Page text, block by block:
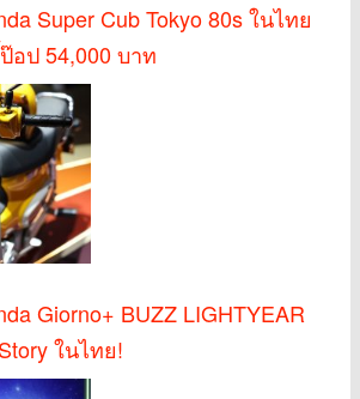
Super Cub Tokyo 80s ในไทย
ป 54,000 บาท
Giorno+ BUZZ LIGHTYEAR
ในไทย!